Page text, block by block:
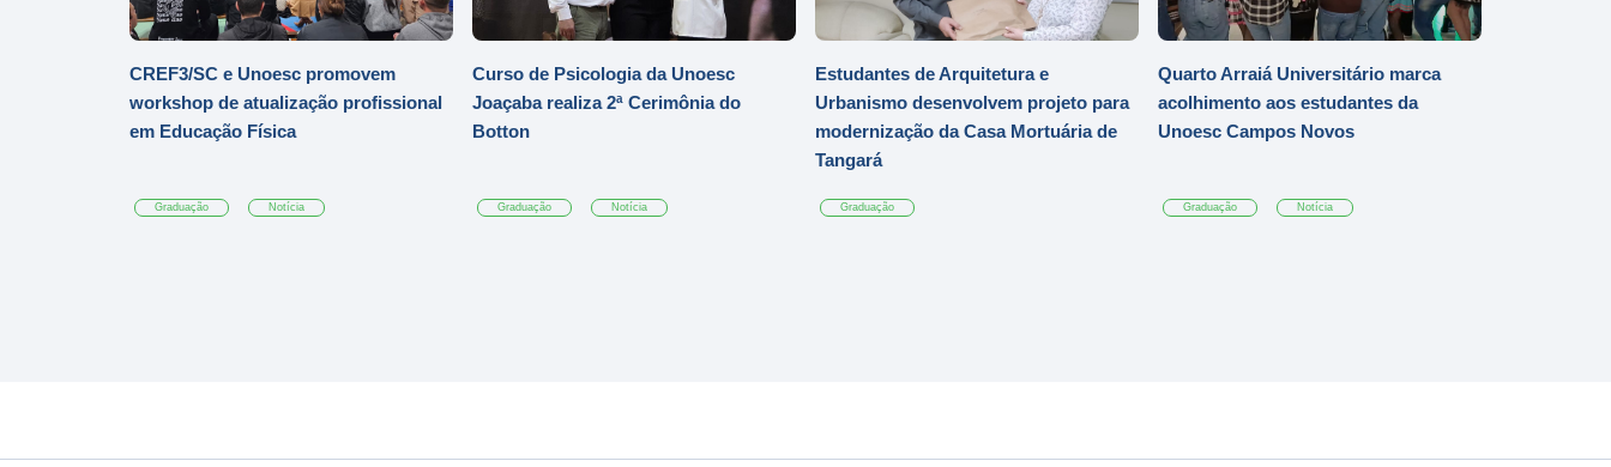
CREF3/SC e Unoesc promovem
workshop de atualização profissional
em Educação Física
Graduação Notícia
Curso de Psicologia da Unoesc
Joaçaba realiza 2ª Cerimônia do
Botton
Graduação Notícia
Estudantes de Arquitetura e
Urbanismo desenvolvem projeto para
modernização da Casa Mortuária de
Tangará
Graduação
Quarto Arraiá Universitário marca
acolhimento aos estudantes da
Unoesc Campos Novos
Graduação Notícia